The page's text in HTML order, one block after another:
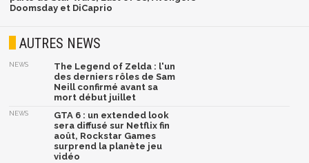
Doomsday et DiCaprio
AUTRES NEWS
NEWS
The Legend of Zelda : l'un
des derniers rôles de Sam
Neill confirmé avant sa
mort début juillet
NEWS
GTA 6 : un extended look
sera diffusé sur Netflix fin
août, Rockstar Games
surprend la planète jeu
vidéo